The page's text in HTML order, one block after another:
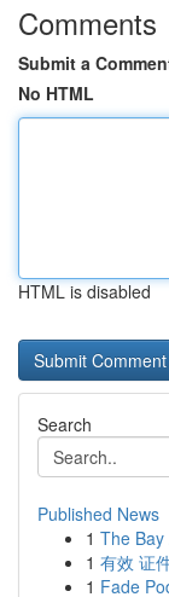
Comments
Submit a
No HTML
HTML is disabled
Search
Published News
1 The
1 有效 证
1 Fade